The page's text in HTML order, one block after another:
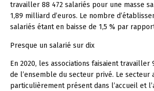
travailler 88 472 salariés pour une masse
1,89 milliard d’euros. Le nombre
salariés étant en baisse de 1,5 % par
Presque un salarié sur dix
En 2020, les associations faisaient travailler
de l’ensemble du secteur privé. Le secteur
particulièrement présent dans l’accueil et